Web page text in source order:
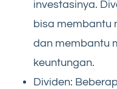
investasinya.
bisa membantu
dan membantu
keuntungan.
Dividen: